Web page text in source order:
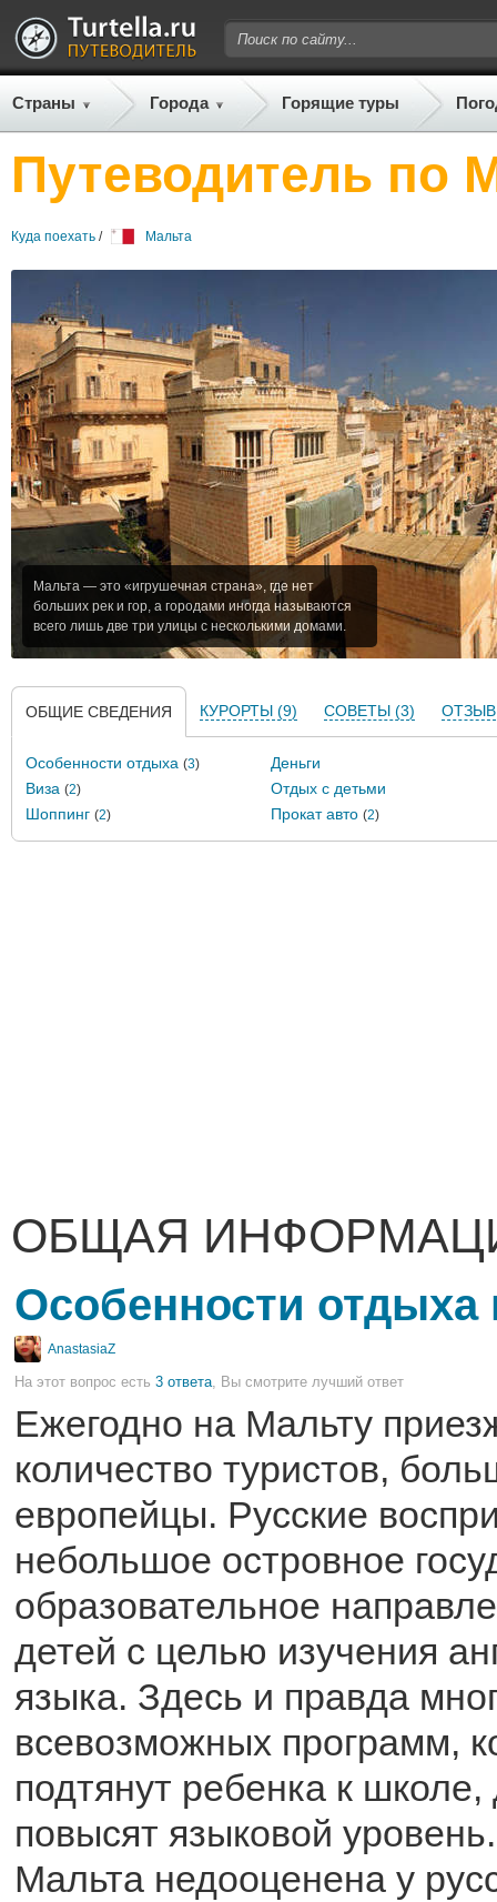
Страны Города Горящие туры
Путеводитель по
Куда поехать / Мальта
Мальта — это «игрушечная страна», где нет
больших рек и гор, а городами иногда называются
всего лишь две три улицы с несколькими домами.
ОБЩИЕ СВЕДЕНИЯ КУРОРТЫ (9) СОВЕТЫ (3)
Особенности отдыха (3)
Деньги
Виза (2)
Отдых с детьми
Шоппинг (2) Прокат авто (2)
ОБЩАЯ
Особенности отдыха
AnastasiaZ
На этот вопрос есть 3 ответа, Вы смотрите лучший ответ
Ежегодно на Мальту
количество туристов,
европейцы. Русские
небольшое островное
образовательное
детей с целью изучения
языка. Здесь и правда
всевозможных программ,
подтянут ребенка к школе,
повысят языковой
Мальта недооценена у